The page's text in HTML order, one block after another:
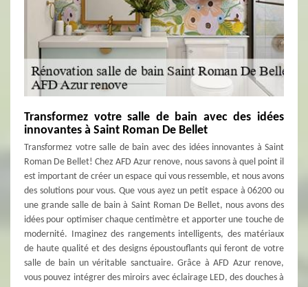
Transformez votre salle de bain avec des idées
innovantes à Saint Roman De Bellet
Transformez votre salle de bain avec des idées innovantes à Saint
Roman De Bellet! Chez AFD Azur renove, nous savons à quel point il
est important de créer un espace qui vous ressemble, et nous avons
des solutions pour vous. Que vous ayez un petit espace à 06200 ou
une grande salle de bain à Saint Roman De Bellet, nous avons des
idées pour optimiser chaque centimètre et apporter une touche de
modernité. Imaginez des rangements intelligents, des matériaux
de haute qualité et des designs époustouflants qui feront de votre
salle de bain un véritable sanctuaire. Grâce à AFD Azur renove,
vous pouvez intégrer des miroirs avec éclairage LED, des douches à